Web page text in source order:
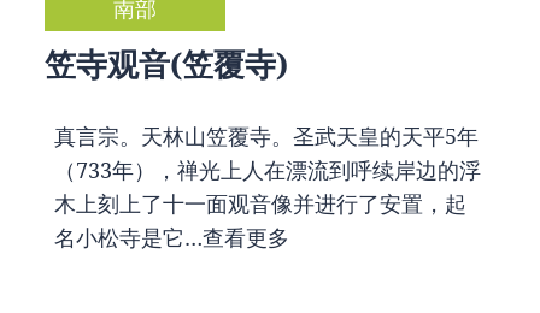
南部
笠寺观音(笠覆寺)
真言宗。天林山笠覆寺。圣武天皇的天平5年
（733年），禅光上人在漂流到呼续岸边的浮
木上刻上了十一面观音像并进行了安置，起
名小松寺是它…查看更多